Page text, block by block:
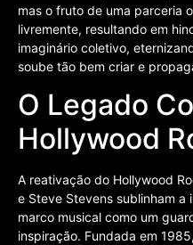
mas o fruto de uma parceria
livremente, resultando em
imaginário coletivo,
soube tão bem criar e
O Legado
Hollywood
A reativação do Hollywood
e Steve Stevens sublinham
marco musical como um
inspiração. Fundada em